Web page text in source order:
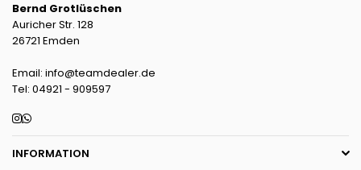
Bernd Grotlüschen
Auricher Str. 128
26721 Emden
Email: info@teamdealer.de
Tel: 04921 - 909597
Instagram
Whatsapp
INFORMATION